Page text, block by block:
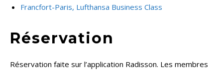
Francfort-Paris, Lufthansa Business Class
Réservation
Réservation faite sur l’application Radisson. Les membres